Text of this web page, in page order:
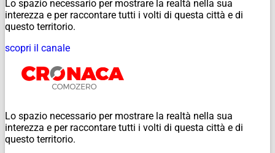
Lo spazio necessario per mostrare la realtà nella sua
interezza e per raccontare tutti i volti di questa città e di
questo territorio.
scopri il canale
Lo spazio necessario per mostrare la realtà nella sua
interezza e per raccontare tutti i volti di questa città e di
questo territorio.